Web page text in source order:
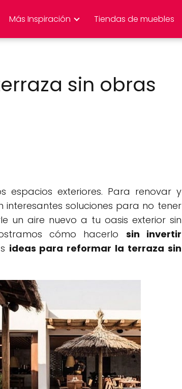
Más Inspiración Tiendas de muebles
sin obras
espacios exteriores. Para renovar y
soluciones para no tener
un aire nuevo a tu oasis exterior sin
cómo hacerlo sin invertir
ideas para reformar la terraza sin